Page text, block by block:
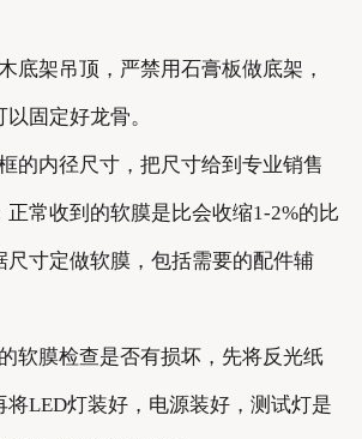
底架吊顶，严禁用石膏板做底架，
固定好龙骨。
的内径尺寸，把尺寸给到专业销售
常收到的软膜是比会收缩1-2%的比
尺寸定做软膜，包括需要的配件辅
软膜检查是否有损坏，先将反光纸
将LED灯装好，电源装好，测试灯是